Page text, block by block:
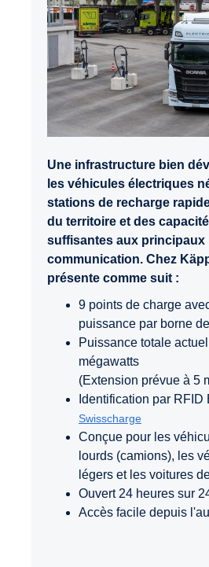
Une infrastructure bien
les véhicules électriques
stations de recharge
du territoire et des
suffisantes aux
communication. Chez
présente comme suit :
9 points de charge
puissance par borne
Puissance totale
mégawatts
(Extension prévue à 5
Identification par RFID
Swisscharge
Conçue pour les
lourds (camions), les
légers et les voitures
Ouvert 24 heures sur
Accès facile depuis